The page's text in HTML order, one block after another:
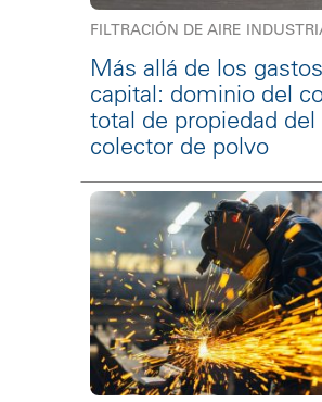
FILTRACIÓN DE AIRE
Más allá de los
capital: dominio del
total de propiedad del
colector de polvo